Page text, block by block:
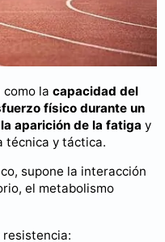
la capacidad del
físico durante un
aparición de la fatiga y
técnica y táctica.
supone la interacción
el metabolismo
resistencia: